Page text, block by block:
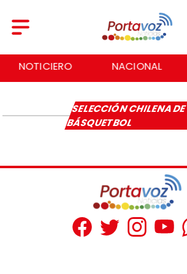
NOTICIERO NACIONAL
SELECCIÓN CHILENA DE
BÁSQUETBOL